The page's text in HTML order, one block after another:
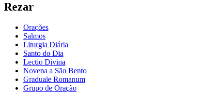
Rezar
Orações
Salmos
Liturgia Diária
Santo do Dia
Lectio Divina
Novena a São Bento
Graduale Romanum
Grupo de Oração